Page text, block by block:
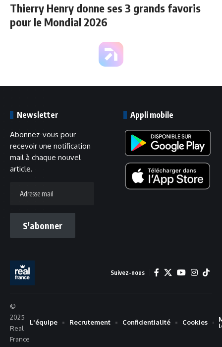
Thierry Henry donne ses 3 grands favoris
pour le Mondial 2026
Newsletter
Abonnez-vous pour
recevoir une notification
mail à chaque nouvel
article.
mail
S'abonner
Appli mobile
Suivez-nous
©
2025
Real
France
L'équipe Recrutement Confidentialité Cookies